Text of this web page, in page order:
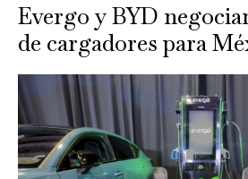
Evergo y BYD
de cargadores para